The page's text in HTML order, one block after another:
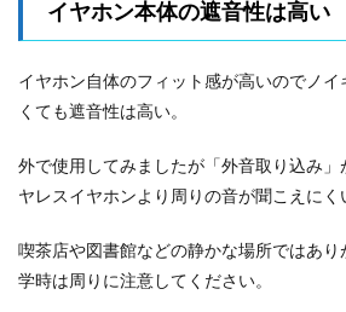
イヤホン本体の遮音性は高い
イヤホン自体のフィット感が高いのでノ
くても遮音性は高い。
外で使用してみましたが「外音取り込み」
ヤレスイヤホンより周りの音が聞こえにく
喫茶店や図書館などの静かな場所ではあり
学時は周りに注意してください。